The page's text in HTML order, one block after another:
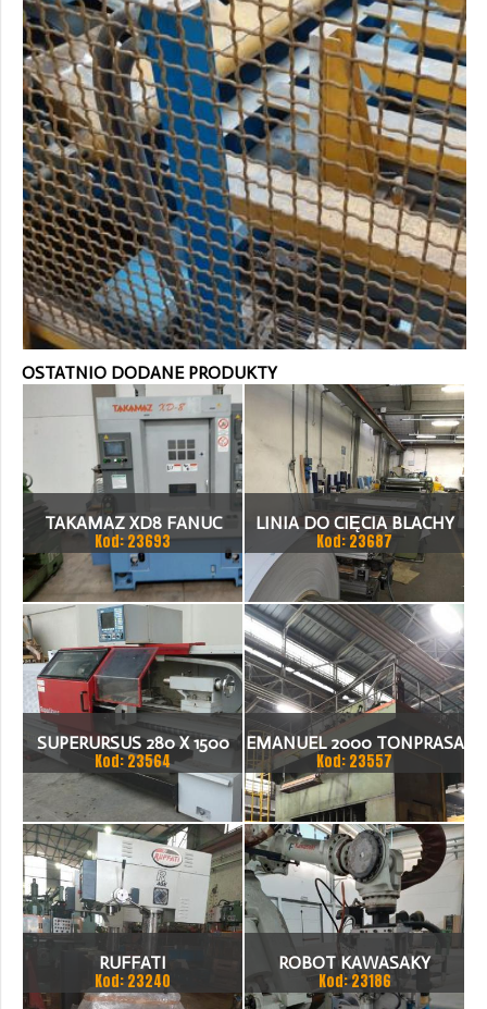
OSTATNIO DODANE PRODUKTY
TAKAMAZ XD8 FANUC
21ITA TOKARKA CNC
Kod: 23693
LINIA DO CIĘCIA BLACHY
1.500 X 1,5 (2,5) MM
Kod: 23687
SUPERURSUS 280 X 1500
TOKARKA
Kod: 23564
EMANUEL 2000 TONPRASA
HYDRAULICZNA 3200 X
2000
Kod: 23557
RUFFATI
Kod: 23240
ROBOT KAWASAKY
Kod: 23186